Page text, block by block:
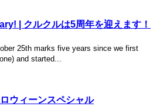
| クルクルは5周年を迎えます！
25th marks five years since we first
and started...
ウィーンスペシャル